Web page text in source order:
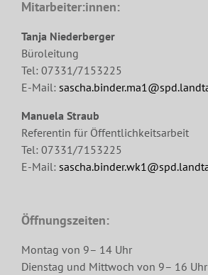
Mitarbeiter:innen:
Tanja Niederberger
Büroleitung
Tel: 07331/7153225
E-Mail:
Manuela Straub
Referentin für Öffentlichkeitsarbeit
Tel: 07331/7153225
E-Mail:
Öffnungszeiten:
Montag von 9– 14 Uhr
Dienstag und Mittwoch von 9– 16 Uhr